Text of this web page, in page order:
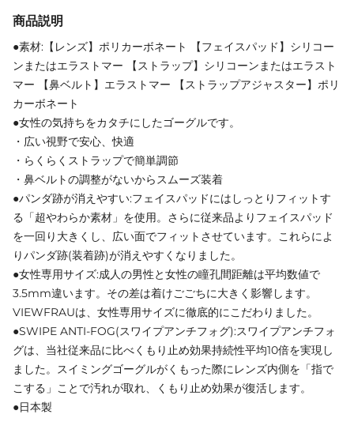
商品説明
●素材:【レンズ】ポリカーボネート 【フェイスパッド】シリコー
ンまたはエラストマー 【ストラップ】シリコーンまたはエラスト
マー 【鼻ベルト】エラストマー 【ストラップアジャスター】ポリ
カーボネート
●女性の気持ちをカタチにしたゴーグルです。
・広い視野で安心、快適
・らくらくストラップで簡単調節
・鼻ベルトの調整がないからスムーズ装着
●パンダ跡が消えやすい:フェイスパッドにはしっとりフィットす
る「超やわらか素材」を使用。さらに従来品よりフェイスパッド
を一回り大きくし、広い面でフィットさせています。これらによ
りパンダ跡(装着跡)が消えやすくなりました。
●女性専用サイズ:成人の男性と女性の瞳孔間距離は平均数値で
3.5mm違います。その差は着けごごちに大きく影響します。
VIEWFRAUは、女性専用サイズに徹底的にこだわりました。
●SWIPE ANTI-FOG(スワイプアンチフォグ):スワイプアンチフォ
グは、当社従来品に比べくもり止め効果持続性平均10倍を実現し
ました。スイミングゴーグルがくもった際にレンズ内側を「指で
こする」ことで汚れが取れ、くもり止め効果が復活します。
●日本製